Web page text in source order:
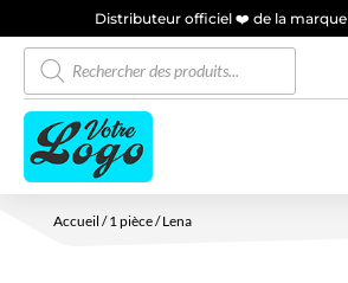
Distributeur officiel ❤️ de la marque
Recherche
produits
Accueil /1 pièce/ Lena